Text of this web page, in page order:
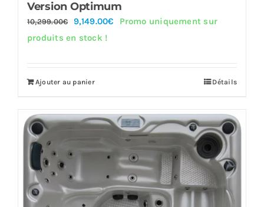
Version Optimum
10,299.00€
Le
prix
10,299.00€.
9,149.00€LePromo uniquement sur
produits en stock !
Ajouter au panier Détails
Offre!